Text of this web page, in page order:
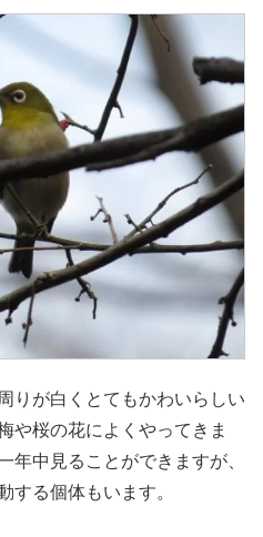
りが白くとてもかわいらしい
や桜の花によくやってきま
年中見ることができますが、
する個体もいます。